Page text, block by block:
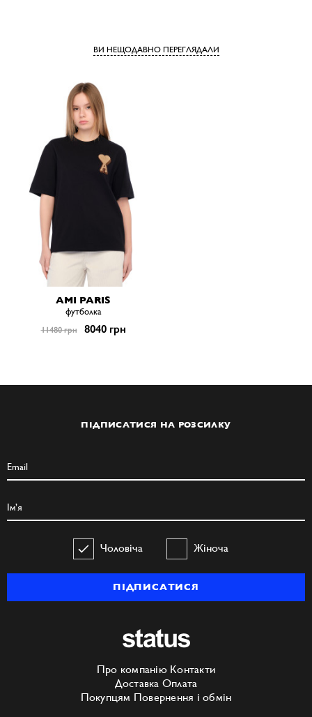
ВИ НЕЩОДАВНО ПЕРЕГЛЯДАЛИ
AMI PARIS
футболка
11480 грн 8040 грн
ПІДПИСАТИСЯ НА РОЗСИЛКУ
Чоловіча Жіноча
ПІДПИСАТИСЯ
Про компанію Контакти
Доставка Оплата
Покупцям Повернення і обмін